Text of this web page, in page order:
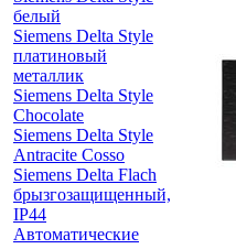
белый
Siemens Delta Style
платиновый
металлик
Siemens Delta Style
Chocolate
Siemens Delta Style
Antracite Cosso
Siemens Delta Flach
брызгозащищенный,
IP44
Автоматические